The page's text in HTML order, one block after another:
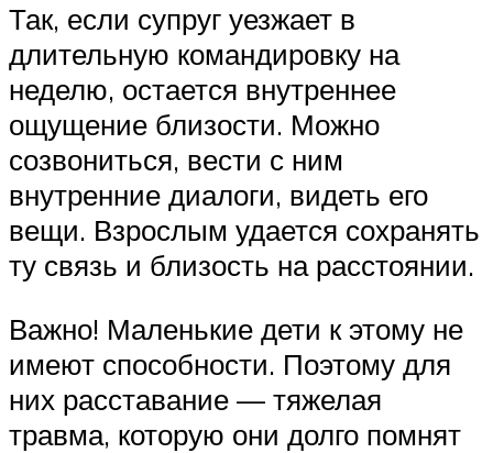
Так, если супруг уезжает в
длительную командировку на
неделю, остается внутреннее
ощущение близости. Можно
созвониться, вести с ним
внутренние диалоги, видеть его
вещи. Взрослым удается сохранять
ту связь и близость на расстоянии.
Важно! Маленькие дети к этому не
имеют способности. Поэтому для
них расставание — тяжелая
травма, которую они долго помнят